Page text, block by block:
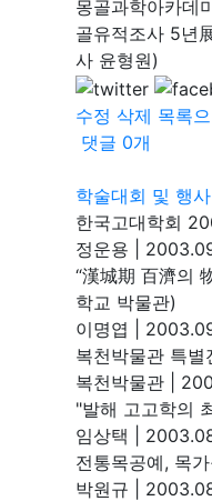
몽골과학아카데
골유적조사 5년
사 윤형원)
수정 삭제 목록
댓글 0개
학술대회 및 행사
한국고대학회
정운용
“漢城期 百濟의
학교 박물관)
이명엽
복천박물관 특
복천박물관
"발해 고고학의
임상택
전통목공예, 목
박원규